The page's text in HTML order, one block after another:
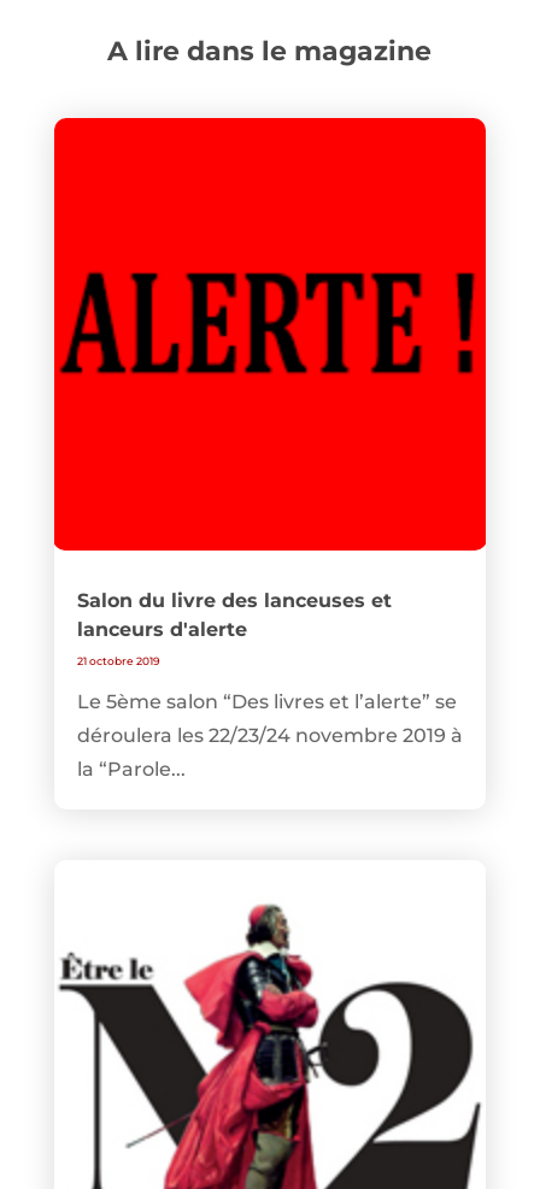
A lire dans le magazine
Salon du livre des lanceuses et
lanceurs d'alerte
21 octobre 2019
Le 5ème salon “Des livres et l’alerte” se
déroulera les 22/23/24 novembre 2019 à
la “Parole...